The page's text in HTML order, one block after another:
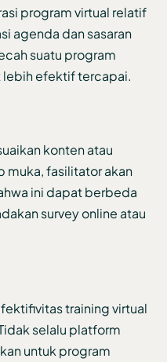
program virtual relatif
agenda dan sasaran
suatu program
lebih efektif tercapai.
konten atau
muka, fasilitator akan
ini dapat berbeda
survey online atau
training virtual
selalu platform
untuk program